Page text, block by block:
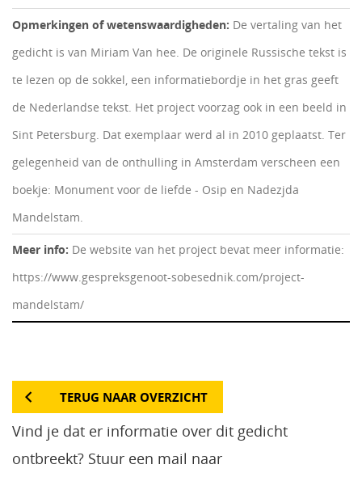
Opmerkingen of wetenswaardigheden: De vertaling van het
gedicht is van Miriam Van hee. De originele Russische tekst is
te lezen op de sokkel, een informatiebordje in het gras geeft
de Nederlandse tekst. Het project voorzag ook in een beeld in
Sint Petersburg. Dat exemplaar werd al in 2010 geplaatst. Ter
gelegenheid van de onthulling in Amsterdam verscheen een
boekje: Monument voor de liefde - Osip en Nadezjda
Mandelstam.
Meer info: De website van het project bevat meer informatie:
https://www.gespreksgenoot-sobesednik.com/project-
mandelstam/
TERUG NAAR OVERZICHT
Vind je dat er informatie over dit gedicht
ontbreekt? Stuur een mail naar